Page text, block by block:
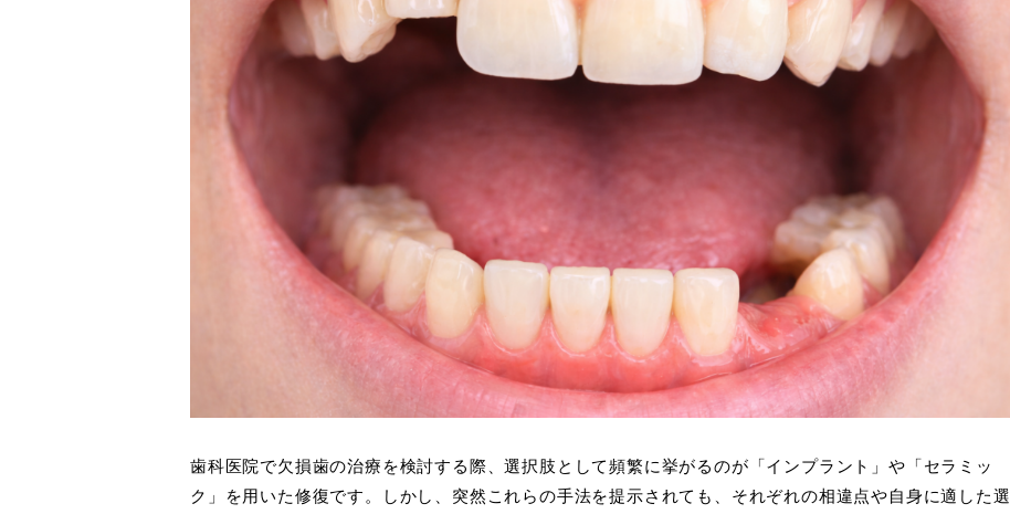
歯科医院で欠損歯の治療を検討する際、選択肢として頻繁に挙がるのが「インプラント」や「セラミッ
ク」を用いた修復です。しかし、突然これらの手法を提示されても、それぞれの相違点や自身に適した選